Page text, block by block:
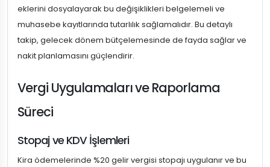
eklerini dosyalayarak bu değişiklikleri belgelemeli ve
muhasebe kayıtlarında tutarlılık sağlamalıdır. Bu detaylı
takip, gelecek dönem bütçelemesinde de fayda sağlar ve
nakit planlamasını güçlendirir.
Vergi Uygulamaları ve Raporlama
Süreci
Stopaj ve KDV İşlemleri
Kira ödemelerinde %20 gelir vergisi stopajı uygulanır ve bu